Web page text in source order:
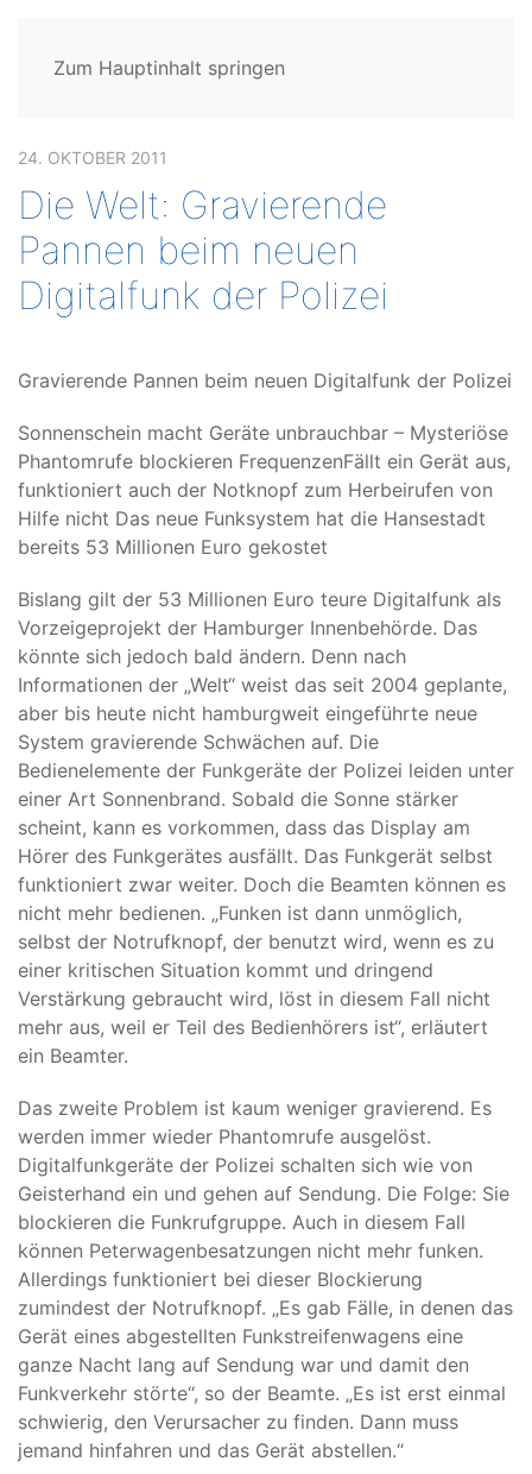
Zum Hauptinhalt springen
24. OKTOBER 2011
Die Welt: Gravierende
Pannen beim neuen
Digitalfunk der Polizei
Gravierende Pannen beim neuen Digitalfunk der Polizei
Sonnenschein macht Geräte unbrauchbar – Mysteriöse
Phantomrufe blockieren FrequenzenFällt ein Gerät aus,
funktioniert auch der Notknopf zum Herbeirufen von
Hilfe nicht Das neue Funksystem hat die Hansestadt
bereits 53 Millionen Euro gekostet
Bislang gilt der 53 Millionen Euro teure Digitalfunk als
Vorzeigeprojekt der Hamburger Innenbehörde. Das
könnte sich jedoch bald ändern. Denn nach
Informationen der „Welt“ weist das seit 2004 geplante,
aber bis heute nicht hamburgweit eingeführte neue
System gravierende Schwächen auf. Die
Bedienelemente der Funkgeräte der Polizei leiden unter
einer Art Sonnenbrand. Sobald die Sonne stärker
scheint, kann es vorkommen, dass das Display am
Hörer des Funkgerätes ausfällt. Das Funkgerät selbst
funktioniert zwar weiter. Doch die Beamten können es
nicht mehr bedienen. „Funken ist dann unmöglich,
selbst der Notrufknopf, der benutzt wird, wenn es zu
einer kritischen Situation kommt und dringend
Verstärkung gebraucht wird, löst in diesem Fall nicht
mehr aus, weil er Teil des Bedienhörers ist“, erläutert
ein Beamter.
Das zweite Problem ist kaum weniger gravierend. Es
werden immer wieder Phantomrufe ausgelöst.
Digitalfunkgeräte der Polizei schalten sich wie von
Geisterhand ein und gehen auf Sendung. Die Folge: Sie
blockieren die Funkrufgruppe. Auch in diesem Fall
können Peterwagenbesatzungen nicht mehr funken.
Allerdings funktioniert bei dieser Blockierung
zumindest der Notrufknopf. „Es gab Fälle, in denen das
Gerät eines abgestellten Funkstreifenwagens eine
ganze Nacht lang auf Sendung war und damit den
Funkverkehr störte“, so der Beamte. „Es ist erst einmal
schwierig, den Verursacher zu finden. Dann muss
jemand hinfahren und das Gerät abstellen.“